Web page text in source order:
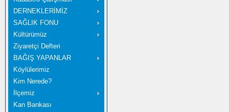
DERNEKLERİMİZ
SAĞLIK FONU
Kültürümüz
Ziyaretçi Defteri
BAĞIŞ YAPANLAR
Köylülerimiz
Kim Nerede?
İlçemiz
Kan Bankası